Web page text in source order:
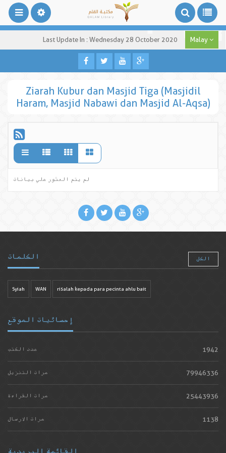
Last Update In : Wednesday 28 October 2020 Malay
Ziarah Kubur dan Masjid Tiga (Masjidil
Haram, Masjid Nabawi dan Masjid Al-Aqsa)
لم يتم العثور علي بيانات
الكلمات الكل
Syiah WAN risalah kepada para pecinta ahlu bait
إحصائيات الموقع
عدد الكتب 1942
مرات التنزيل 79946336
مرات القراءة 25443936
مرات الارسال 1138